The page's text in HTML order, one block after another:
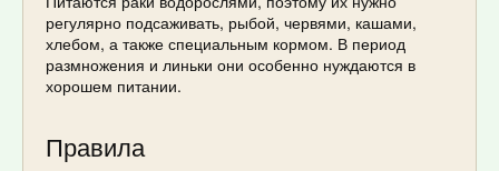
регулярно подсаживать, рыбой, червями, кашами,
хлебом, а также специальным кормом. В период
размножения и линьки они особенно нуждаются в
хорошем питании.
Правила